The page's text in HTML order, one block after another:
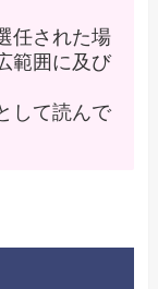
任された場
範囲に及び
して読んで